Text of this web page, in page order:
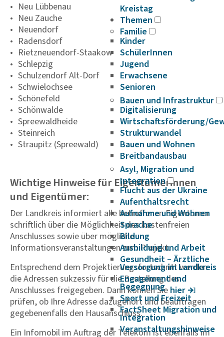
Kreistag
Themen
Familie
Kinder
SchülerInnen
Jugend
Erwachsene
Senioren
Bauen und Infrastruktur
Digitalisierung
Wirtschaftsförderung/
Strukturwandel
Bauen und Wohnen
Breitbandausbau
Asyl, Migration und
Integration
Flucht aus der Ukraine
Aufenthaltsrecht
Aufnahme und Wohnen
Sprache
Bildung
Ausbildung und Arbeit
Gesundheit – Ärztliche
Versorgung im Landkreis
Engagement und
Begegnung
Sport und Freizeit
FactSheet Migration und
Integration
Veranstaltungshinweise
Neu Lübbenau
Neu Zauche
Neuendorf
Radensdorf
Rietzneuendorf-Staakow
Schlepzig
Schulzendorf Alt-Dorf
Schwielochsee
Schönefeld
Schönwalde
Spreewaldheide
Steinreich
Straupitz (Spreewald)
Wichtige Hinweise für Eigentümerinnen
und Eigentümer:
Der Landkreis informiert alle betroffenen Eigentümer
schriftlich über die Möglichkeit des kostenfreien
Anschlusses sowie über mögliche
Informationsveranstaltungen zum Projekt.
Entsprechend dem Projektierungsfortschritt werden
die Adressen sukzessiv für die Bestellung des
Anschlusses freigegeben. Dann können Sie hier
prüfen, ob Ihre Adresse dazugehört und beauftragen
gegebenenfalls den Hausanschluss.
Ein Infomobil im Auftrag der Telekom ist ebenfalls im